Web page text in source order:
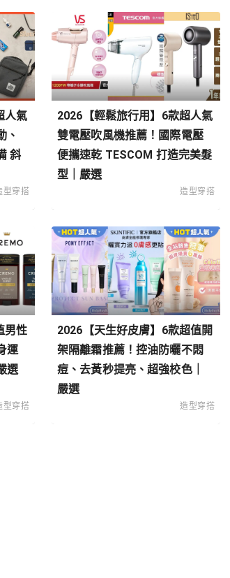
人氣
、
斜
型穿搭
2026【輕鬆旅行用】6款超人氣
雙電壓吹風機推薦！國際電壓
便攜速乾 TESCOM 打造完美髮
型｜嚴選
造型穿搭
男性
運
選
型穿搭
2026【天生好皮膚】6款超值開
架隔離霜推薦！控油防曬不悶
痘、去黃秒提亮、超強校色｜
嚴選
造型穿搭